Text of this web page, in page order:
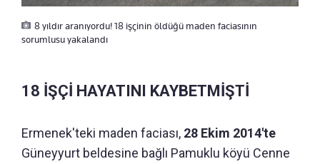
8 yıldır aranıyordu! 18 işçinin öldüğü maden faciasının
sorumlusu yakalandı
18 İŞÇİ HAYATINI KAYBETMİŞTİ
Ermenek'teki maden faciası, 28 Ekim 2014'te
Güneyyurt beldesine bağlı Pamuklu köyü Cenne